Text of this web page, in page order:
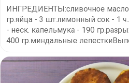
ИНГРЕДИЕНТЫ:сливочное масло
гр.яйца - 3 шт.лимонный сок - 1
- неск. капельмука - 190
400 гр.миндальные